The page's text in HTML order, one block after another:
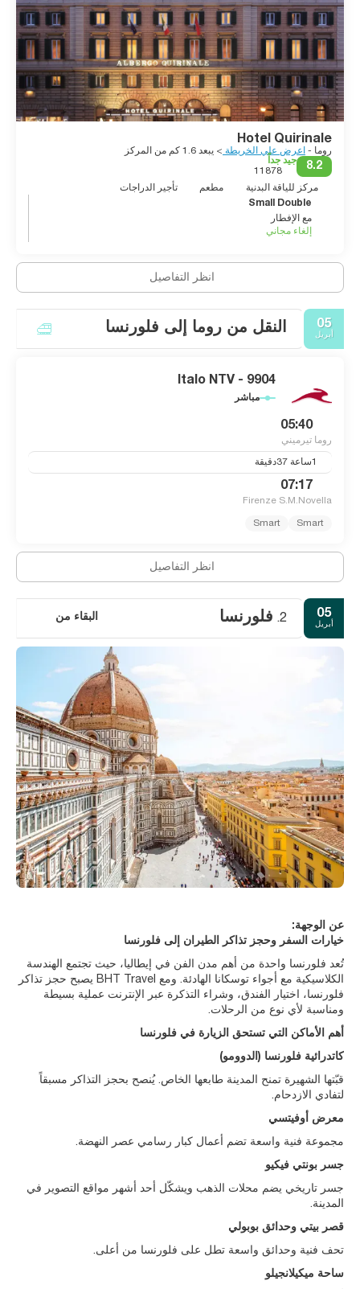
Hotel Quirinale
روما - اعرض علي الخريطة > يبعد 1.6 كم من المركز
8.2
جيد جداً
11878
مركز للياقة البدنية
مطعم
تأجير الدراجات
Small Double
مع الإفطار
إلغاء مجاني
انظر التفاصيل
05
أبريل النقل من روما إلى فلورنسا
Italo NTV - 9904
مباشر
05:40
روما تيرميني
07:17
Firenze S.M.Novella
Smart
Smart
انظر التفاصيل
05
أبريل 2. فلورنسا البقاء من
عن الوجهة:
خيارات السفر وحجز تذاكر الطيران إلى فلورنسا
تُعد فلورنسا واحدة من أهم مدن الفن في إيطاليا، حيث تجتمع الهندسة
الكلاسيكية مع أجواء توسكانا الهادئة. ومع BHT Travel يصبح حجز تذاكر
فلورنسا، اختيار الفندق، وشراء التذكرة عبر الإنترنت عملية بسيطة
ومناسبة لأي نوع من الرحلات.
أهم الأماكن التي تستحق الزيارة في فلورنسا
كاتدرائية فلورنسا (الدوومو)
قبّتها الشهيرة تمنح المدينة طابعها الخاص. يُنصح بحجز التذاكر مسبقاً
لتفادي الازدحام.
معرض أوفيتسي
مجموعة فنية واسعة تضم أعمال كبار رسامي عصر النهضة.
جسر بونتي فيكيو
جسر تاريخي يضم محلات الذهب ويشكّل أحد أشهر مواقع التصوير في
المدينة.
قصر بيتي وحدائق بوبولي
تحف فنية وحدائق واسعة تطل على فلورنسا من أعلى.
ساحة ميكيلانجيلو